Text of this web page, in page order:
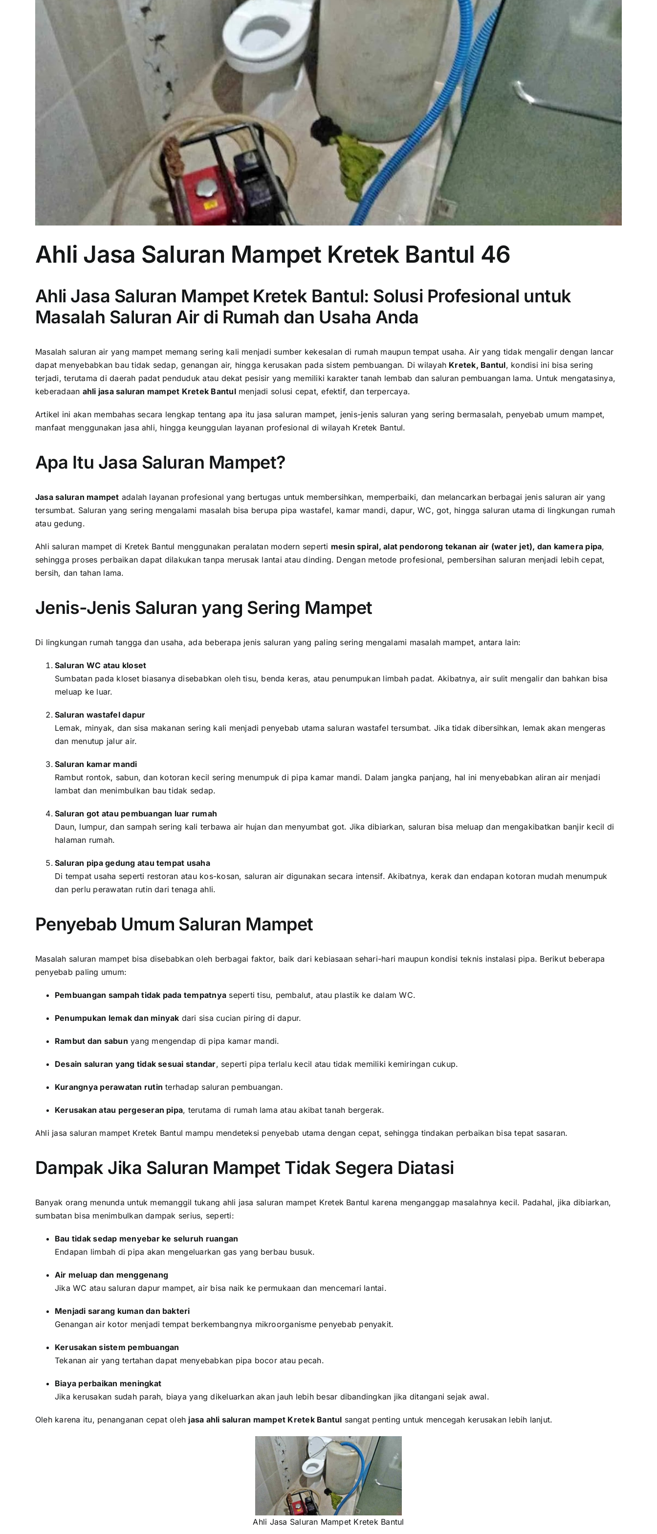
Ahli Jasa Saluran Mampet Kretek Bantul 46
Ahli Jasa Saluran Mampet Kretek Bantul: Solusi Profesional untuk
Masalah Saluran Air di Rumah dan Usaha Anda
Masalah saluran air yang mampet memang sering kali menjadi sumber kekesalan di rumah maupun tempat usaha. Air yang tidak mengalir dengan lancar
dapat menyebabkan bau tidak sedap, genangan air, hingga kerusakan pada sistem pembuangan. Di wilayah Kretek, Bantul, kondisi ini bisa sering
terjadi, terutama di daerah padat penduduk atau dekat pesisir yang memiliki karakter tanah lembab dan saluran pembuangan lama. Untuk mengatasinya,
keberadaan ahli jasa saluran mampet Kretek Bantulmenjadi solusi cepat, efektif, dan terpercaya.
Artikel ini akan membahas secara lengkap tentang apa itu jasa saluran mampet, jenis-jenis saluran yang sering bermasalah, penyebab umum mampet,
manfaat menggunakan jasa ahli, hingga keunggulan layanan profesional di wilayah Kretek Bantul.
Apa Itu Jasa Saluran Mampet?
Jasa saluran mampet adalah layanan profesional yang bertugas untuk membersihkan, memperbaiki, dan melancarkan berbagai jenis saluran air yang
tersumbat. Saluran yang sering mengalami masalah bisa berupa pipa wastafel, kamar mandi, dapur, WC, got, hingga saluran utama di lingkungan rumah
atau gedung.
Ahli saluran mampet di Kretek Bantul menggunakan peralatan modern seperti mesin spiral, alat pendorong tekanan air (water jet), dan kamera pipa,
sehingga proses perbaikan dapat dilakukan tanpa merusak lantai atau dinding. Dengan metode profesional, pembersihan saluran menjadi lebih cepat,
bersih, dan tahan lama.
Jenis-Jenis Saluran yang Sering Mampet
Di lingkungan rumah tangga dan usaha, ada beberapa jenis saluran yang paling sering mengalami masalah mampet, antara lain:
Saluran WC atau kloset
Sumbatan pada kloset biasanya disebabkan oleh tisu, benda keras, atau penumpukan limbah padat. Akibatnya, air sulit mengalir dan bahkan bisa
meluap ke luar.
Saluran wastafel dapur
Lemak, minyak, dan sisa makanan sering kali menjadi penyebab utama saluran wastafel tersumbat. Jika tidak dibersihkan, lemak akan mengeras
dan menutup jalur air.
Saluran kamar mandi
Rambut rontok, sabun, dan kotoran kecil sering menumpuk di pipa kamar mandi. Dalam jangka panjang, hal ini menyebabkan aliran air menjadi
lambat dan menimbulkan bau tidak sedap.
Saluran got atau pembuangan luar rumah
Daun, lumpur, dan sampah sering kali terbawa air hujan dan menyumbat got. Jika dibiarkan, saluran bisa meluap dan mengakibatkan banjir kecil di
halaman rumah.
Saluran pipa gedung atau tempat usaha
Di tempat usaha seperti restoran atau kos-kosan, saluran air digunakan secara intensif. Akibatnya, kerak dan endapan kotoran mudah menumpuk
dan perlu perawatan rutin dari tenaga ahli.
Penyebab Umum Saluran Mampet
Masalah saluran mampet bisa disebabkan oleh berbagai faktor, baik dari kebiasaan sehari-hari maupun kondisi teknis instalasi pipa. Berikut beberapa
penyebab paling umum:
Pembuangan sampah tidak pada tempatnya seperti tisu, pembalut, atau plastik ke dalam WC.
Penumpukan lemak dan minyak dari sisa cucian piring di dapur.
Rambut dan sabun yang mengendap di pipa kamar mandi.
Desain saluran yang tidak sesuai standar, seperti pipa terlalu kecil atau tidak memiliki kemiringan cukup.
Kurangnya perawatan rutin terhadap saluran pembuangan.
Kerusakan atau pergeseran pipa, terutama di rumah lama atau akibat tanah bergerak.
Ahli jasa saluran mampet Kretek Bantul mampu mendeteksi penyebab utama dengan cepat, sehingga tindakan perbaikan bisa tepat sasaran.
Dampak Jika Saluran Mampet Tidak Segera Diatasi
Banyak orang menunda untuk memanggil tukang ahli jasa saluran mampet Kretek Bantul karena menganggap masalahnya kecil. Padahal, jika dibiarkan,
sumbatan bisa menimbulkan dampak serius, seperti:
Bau tidak sedap menyebar ke seluruh ruangan
Endapan limbah di pipa akan mengeluarkan gas yang berbau busuk.
Air meluap dan menggenang
Jika WC atau saluran dapur mampet, air bisa naik ke permukaan dan mencemari lantai.
Menjadi sarang kuman dan bakteri
Genangan air kotor menjadi tempat berkembangnya mikroorganisme penyebab penyakit.
Kerusakan sistem pembuangan
Tekanan air yang tertahan dapat menyebabkan pipa bocor atau pecah.
Biaya perbaikan meningkat
Jika kerusakan sudah parah, biaya yang dikeluarkan akan jauh lebih besar dibandingkan jika ditangani sejak awal.
Oleh karena itu, penanganan cepat oleh jasa ahli saluran mampet Kretek Bantul sangat penting untuk mencegah kerusakan lebih lanjut.
Ahli Jasa Saluran Mampet Kretek Bantul